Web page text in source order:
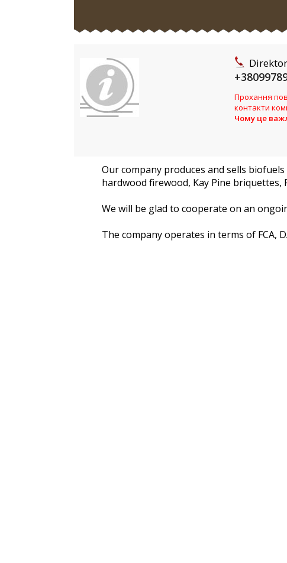
Прохання
контакти
Чому це
Our company produces and sells
hardwood firewood, Kay Pine briquettes,
We will be glad to cooperate on an
The company operates in terms of FCA,